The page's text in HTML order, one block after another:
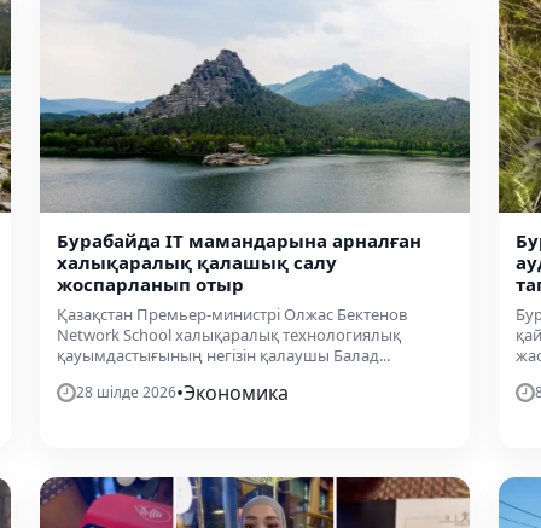
Бурабайда IT мамандарына арналған
халықаралық қалашық салу
жоспарланып отыр
Қазақстан Премьер-министрі Олжас Бектенов
Network School халықаралық технологиялық
қауымдастығының негізін қалаушы Балад...
28 шілде 2026•Экономика